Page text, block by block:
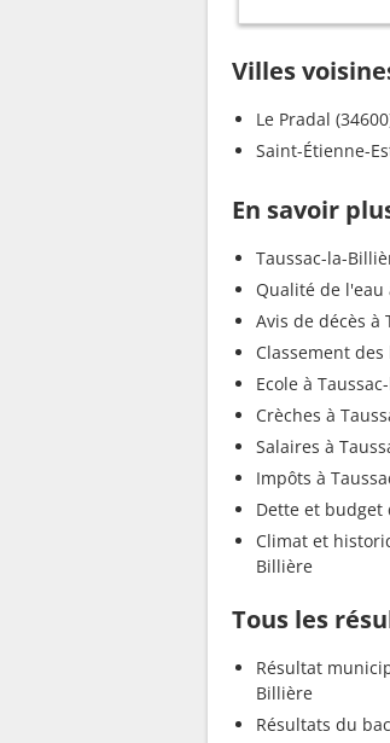
Villes
Le Pradal
Saint-Étienne-
En savoir
Taussac-la-
Qualité de l'eau
Avis de décès à
Classement
Ecole à
Crèches à
Salaires à
Impôts à
Dette et budget
Climat et
Billière
Tous les
Résultat
Billière
Résultats du